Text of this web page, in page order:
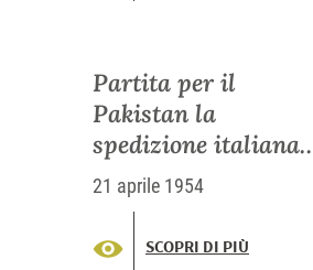
Partita per il
Pakistan la
spedizione italiana
al "K-2"
21 aprile 1954
SCOPRI DI PIÙ